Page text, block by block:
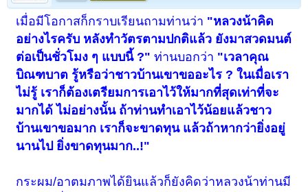
เมื่อมีโอกาสก็กราบเรียนถามท่านว่า "หลวงน้าคิด
อย่างไรครับ หลังทำวัตรตามปกติแล้ว ยังมาสวดมนต์
ต่อเป็นชั่วโมง ๆ แบบนี้ ?"ท่านบอกว่า "เวลาคุณ
บิณฑบาต รู้หรือว่าชาวบ้านเขาขออะไร ? ในเมื่อเรา
ไม่รู้ เราก็ต้องเตรียมการเอาไว้ให้มากที่สุดเท่าที่จะ
มากได้ ไม่อย่างนั้น ถ้าท่านทำเอาไว้น้อยแล้วชาว
บ้านเขาขอมาก เราก็จะขาดทุน แล้วถ้าหากว่ายิ่งอยู่
นานไป ยิ่งขาดทุนมาก..!"
กระผม/อาตมภาพได้ยินแล้วก็ยังคิดว่าหลวงน้าท่านมี